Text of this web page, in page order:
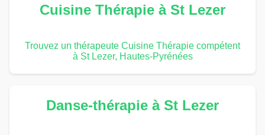
Cuisine Thérapie à St Lezer
Trouvez un thérapeute Cuisine Thérapie compétent
à St Lezer, Hautes-Pyrénées
Danse-thérapie à St Lezer